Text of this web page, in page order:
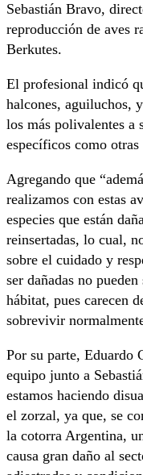
Sebastián Bravo,
reproducción de aves
Berkutes.
El profesional indicó
halcones, aguiluchos,
los más polivalentes a
específicos como otras
Agregando que
realizamos con estas
especies que están
reinsertadas, lo cual,
sobre el cuidado y
ser dañadas no
hábitat, pues carecen
sobrevivir
Por su parte, Eduardo
equipo junto a
estamos haciendo
el zorzal, ya que, se
la cotorra Argentina,
causa gran daño al